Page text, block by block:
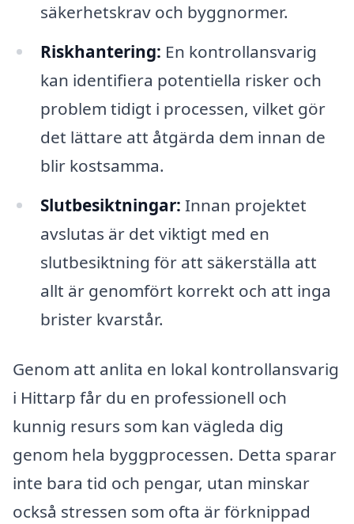
säkerhetskrav och byggnormer.
Riskhantering: En kontrollansvarig
kan identifiera potentiella risker och
problem tidigt i processen, vilket gör
det lättare att åtgärda dem innan de
blir kostsamma.
Slutbesiktningar: Innan projektet
avslutas är det viktigt med en
slutbesiktning för att säkerställa att
allt är genomfört korrekt och att inga
brister kvarstår.
Genom att anlita en lokal kontrollansvarig
i Hittarp får du en professionell och
kunnig resurs som kan vägleda dig
genom hela byggprocessen. Detta sparar
inte bara tid och pengar, utan minskar
också stressen som ofta är förknippad